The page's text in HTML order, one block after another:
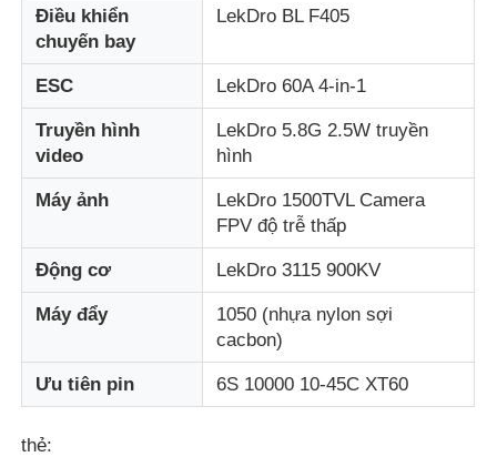
Điều khiển
chuyến bay
LekDro BL F405
ESC LekDro 60A 4-in-1
Truyền hình
video
LekDro 5.8G 2.5W truyền
hình
Máy ảnh
LekDro 1500TVL Camera
FPV độ trễ thấp
Động cơ LekDro 3115 900KV
Máy đẩy
1050 (nhựa nylon sợi
cacbon)
Ưu tiên pin 6S 10000 10-45C XT60
thẻ: